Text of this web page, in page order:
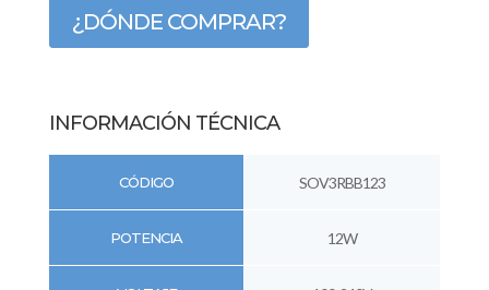
¿DÓNDE COMPRAR?
INFORMACIÓN TÉCNICA
CÓDIGO
POTENCIA
SOV3RBB123
12W